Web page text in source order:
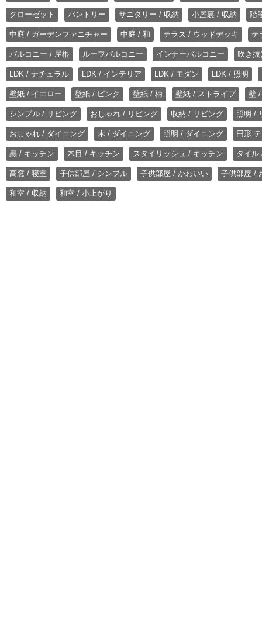
クローゼット パントリー サニタリー / 収納 小屋裏 / 収納 階
中庭 / ガーデンファニチャー 中庭 / 和 テラス / ウッドデッキ テ
バルコニー / 屋根 ルーフバルコニー インナーバルコニー 吹き
LDK / ナチュラル LDK / インテリア LDK / モダン LDK / 照明
壁紙 / イエロー 壁紙 / ピンク 壁紙 / 柄 壁紙 / ストライプ 壁
シンプル / リビング おしゃれ / リビング 収納 / リビング 照明 /
おしゃれ / ダイニング 木 / ダイニング 照明 / ダイニング 円形
黒 / キッチン 木目 / キッチン スタイリッシュ / キッチン タイル
高窓 / 寝室 子供部屋 / シンプル 子供部屋 / かわいい 子供部屋 /
和室 / 収納 和室 / 小上がり